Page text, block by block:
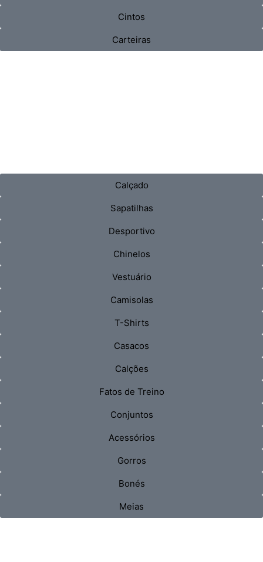
Cintos
Carteiras
Calçado
Sapatilhas
Desportivo
Chinelos
Vestuário
Camisolas
T-Shirts
Casacos
Calções
Fatos de Treino
Conjuntos
Acessórios
Gorros
Bonés
Meias